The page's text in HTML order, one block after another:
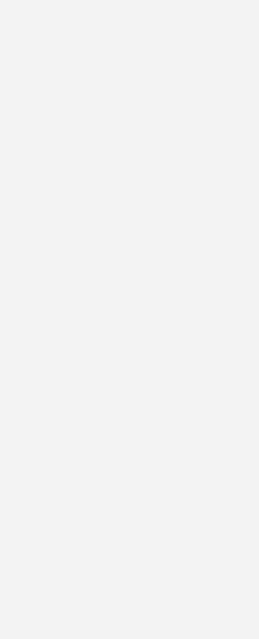
im Pful­len­dor­fer
in Stand­orte Halle, Berlin und